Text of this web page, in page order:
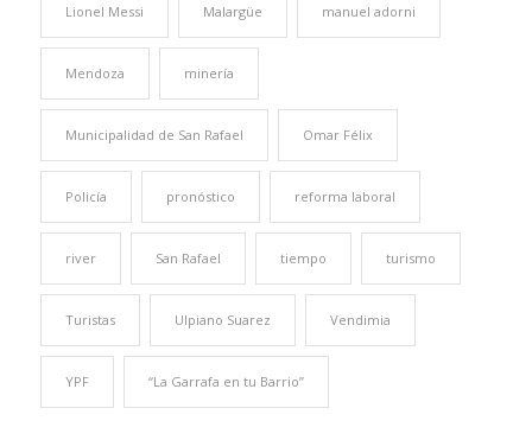
Lionel Messi Malargüe manuel adorni
Mendoza minería
Municipalidad de San Rafael Omar Félix
Policía pronóstico reforma laboral
river San Rafael tiempo turismo
Turistas Ulpiano Suarez Vendimia
YPF “La Garrafa en tu Barrio”